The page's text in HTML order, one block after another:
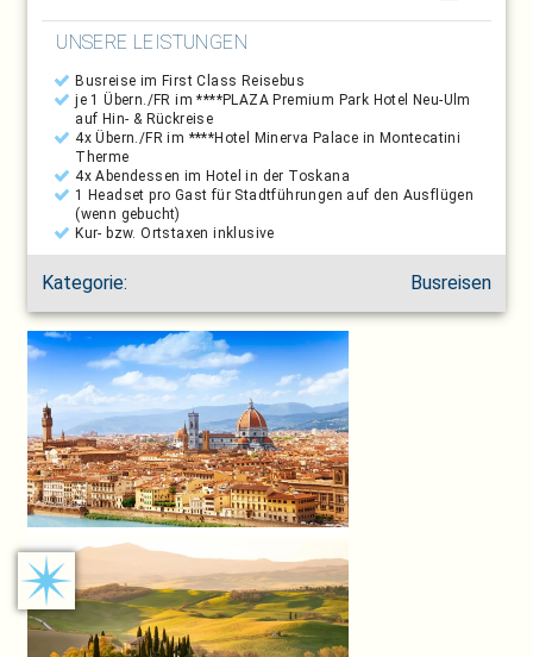
UNSERE LEISTUNGEN
Busreise im First Class Reisebus
je 1 Übern./FR im ****PLAZA Premium Park Hotel Neu-Ulm
auf Hin- & Rückreise
4x Übern./FR im ****Hotel Minerva Palace in Montecatini
Therme
4x Abendessen im Hotel in der Toskana
1 Headset pro Gast für Stadtführungen auf den Ausflügen
(wenn gebucht)
Kur- bzw. Ortstaxen inklusive
Kategorie: Busreisen